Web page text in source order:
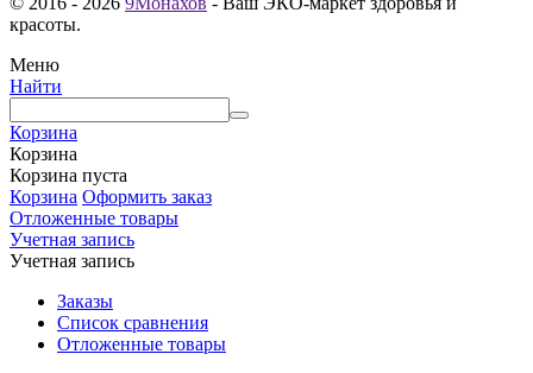
красоты.
Меню
Найти
Корзина
Корзина
Корзина пуста
Корзина Оформить заказ
Отложенные товары
Учетная запись
Учетная запись
Заказы
Список сравнения
Отложенные товары